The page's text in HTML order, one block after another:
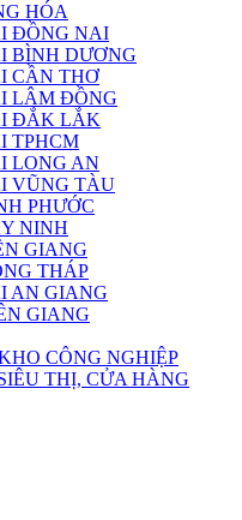
HÓA
ĐỒNG NAI
BÌNH DƯƠNG
CẦN THƠ
LÂM ĐỒNG
ĐẮK LẮK
TPHCM
LONG AN
VŨNG TÀU
PHƯỚC
NINH
GIANG
THÁP
AN GIANG
GIANG
CÔNG NGHIỆP
THỊ, CỬA HÀNG